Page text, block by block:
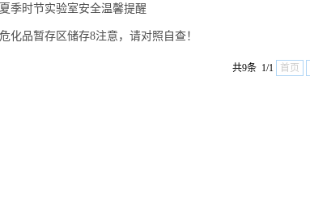
夏季时节实验室安全温馨提醒
危化品暂存区储存8注意，请对照自查！
共9条 1/1 首页